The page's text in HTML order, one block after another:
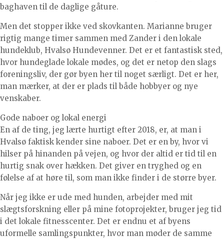
baghaven til de daglige gåture.
Men det stopper ikke ved skovkanten. Marianne bruger
rigtig mange timer sammen med Zander i den lokale
hundeklub, Hvalsø Hundevenner. Det er et fantastisk sted,
hvor hundeglade lokale mødes, og det er netop den slags
foreningsliv, der gør byen her til noget særligt. Det er her,
man mærker, at der er plads til både hobbyer og nye
venskaber.
Gode naboer og lokal energi
En af de ting, jeg lærte hurtigt efter 2018, er, at man i
Hvalsø faktisk kender sine naboer. Det er en by, hvor vi
hilser på hinanden på vejen, og hvor der altid er tid til en
hurtig snak over hækken. Det giver en tryghed og en
følelse af at høre til, som man ikke finder i de større byer.
Når jeg ikke er ude med hunden, arbejder med mit
slægtsforskning eller på mine fotoprojekter, bruger jeg tid
i det lokale fitnesscenter. Det er endnu et af byens
uformelle samlingspunkter, hvor man møder de samme